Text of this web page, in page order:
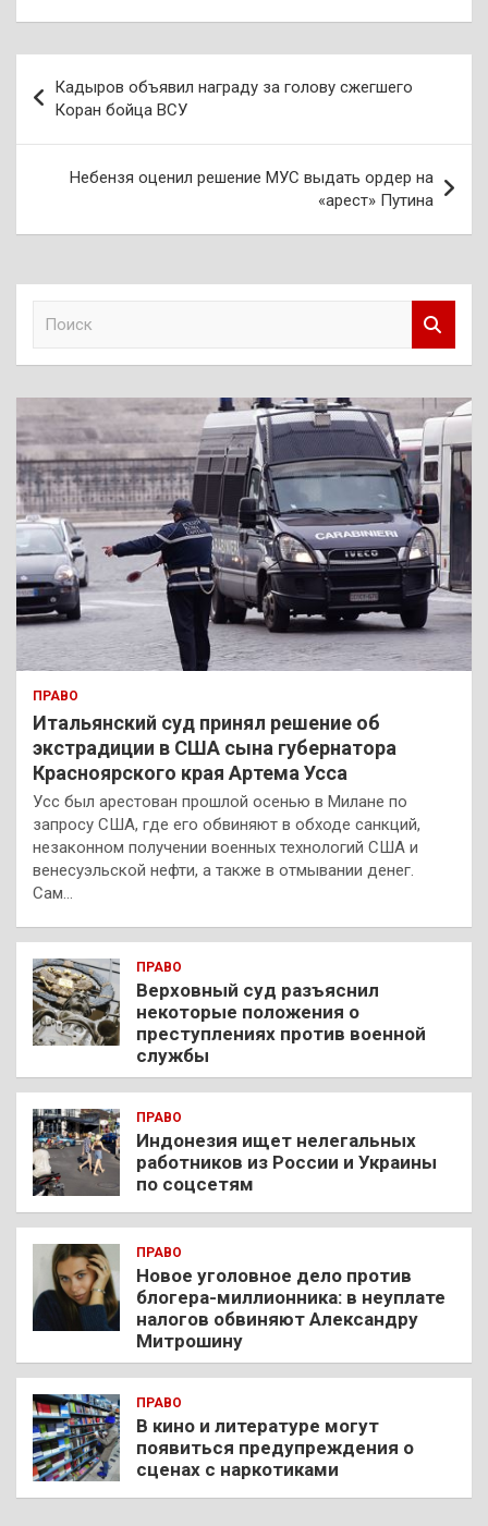
по
записям
Кадыров объявил награду за голову сжегшего
Коран бойца ВСУ
Небензя оценил решение МУС выдать ордер на
«арест» Путина
к
ПРАВО
Итальянский суд принял решение об
экстрадиции в США сына губернатора
Красноярского края Артема Усса
Усс был арестован прошлой осенью в Милане по
запросу США, где его обвиняют в обходе санкций,
незаконном получении военных технологий США и
венесуэльской нефти, а также в отмывании денег.
Сам…
ПРАВО
Верховный суд разъяснил
некоторые положения о
преступлениях против военной
службы
ПРАВО
Индонезия ищет нелегальных
работников из России и Украины
по соцсетям
ПРАВО
Новое уголовное дело против
блогера-миллионника: в неуплате
налогов обвиняют Александру
Митрошину
ПРАВО
В кино и литературе могут
появиться предупреждения о
сценах с наркотиками